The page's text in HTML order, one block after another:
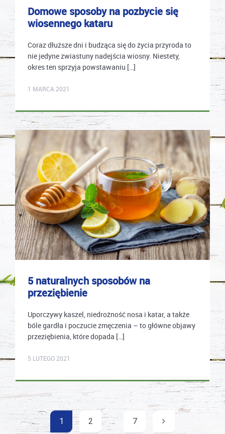
Domowe sposoby na pozbycie się
wiosennego kataru
Coraz dłuższe dni i budząca się do życia przyroda to
nie jedyne zwiastuny nadejścia wiosny. Niestety,
okres ten sprzyja powstawaniu […]
1 MARCA 2021
5 naturalnych sposobów na
przeziębienie
Uporczywy kaszel, niedrożność nosa i katar, a także
bóle gardła i poczucie zmęczenia – to główne objawy
przeziębienia, które dopada […]
5 LUTEGO 2021
Nawigacja
1 2 … 7